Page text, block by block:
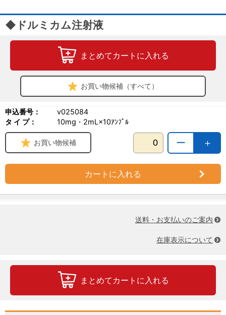
◆ドルミカム注射液
まとめてカートに入れる
お買い物候補（すべて）
申込番号：
v025084
タ イ プ：
10mg・2mL×10ｱﾝﾌﾟﾙ
＋
ー
お買い物候補
カートに入れる
送料・お支払いのご案内
在庫表示について
まとめてカートに入れる